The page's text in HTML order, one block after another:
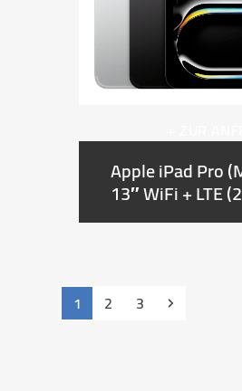
Apple iPad Pro
13″ WiFi + LTE
Seite
1 Seite
2 Seite
3 Vorwärts